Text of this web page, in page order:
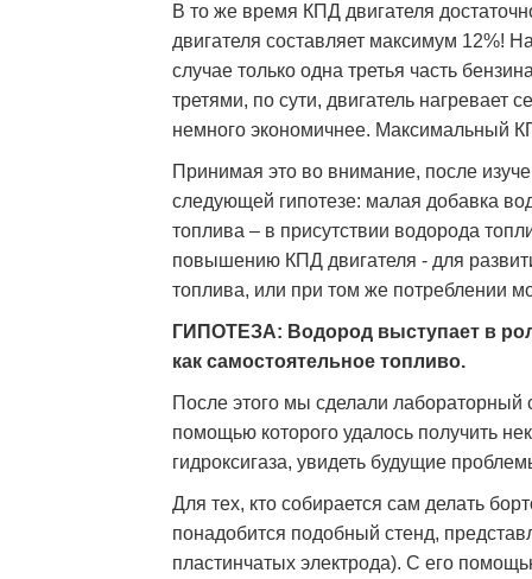
В то же время КПД двигателя
двигателя составляет максимум 12%!
случае только одна третья часть
третями, по сути, двигатель
немного экономичнее. Максимальный
Принимая это во внимание, после
следующей гипотезе: малая добавка
топлива – в присутствии водорода
повышению КПД двигателя - для
топлива, или при том же потреблении
ГИПОТЕЗА: Водород выступает в
как самостоятельное топливо.
После этого мы сделали лабораторный
помощью которого удалось получить
гидроксигаза, увидеть будущие
Для тех, кто собирается сам делать
понадобится подобный стенд,
пластинчатых электрода). С его